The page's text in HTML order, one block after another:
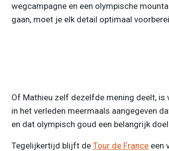
wegcampagne en een olympische
gaan, moet je elk detail optimaal
Of Mathieu zelf dezelfde mening deelt,
in het verleden meermaals aangegeven
en dat olympisch goud een belangrijk
Tegelijkertijd blijft de Tour de Franceeen